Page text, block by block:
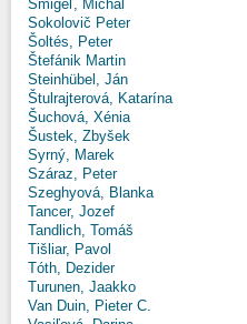
Šmigeľ, Michal
Sokolovič Peter
Šoltés, Peter
Štefánik Martin
Steinhübel, Ján
Štulrajterová, Katarína
Šuchová, Xénia
Šustek, Zbyšek
Syrný, Marek
Száraz, Peter
Szeghyová, Blanka
Tancer, Jozef
Tandlich, Tomáš
Tišliar, Pavol
Tóth, Dezider
Turunen, Jaakko
Van Duin, Pieter C.